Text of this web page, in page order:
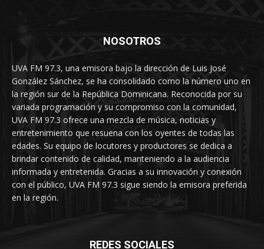
NOSOTROS
UVA FM 97.3, una emisora bajo la dirección de Luis José
González Sánchez, se ha consolidado como la número uno en
la región sur de la República Dominicana. Reconocida por su
variada programación y su compromiso con la comunidad,
UVA FM 97.3 ofrece una mezcla de música, noticias y
entretenimiento que resuena con los oyentes de todas las
edades. Su equipo de locutores y productores se dedica a
brindar contenido de calidad, manteniendo a la audiencia
informada y entretenida. Gracias a su innovación y conexión
con el público, UVA FM 97.3 sigue siendo la emisora preferida
en la región.
REDES SOCIALES